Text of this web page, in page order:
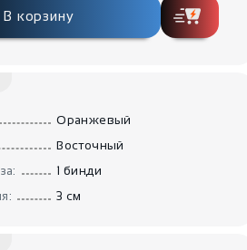
В корзину
Оранжевый
Восточный
1 бинди
3 см